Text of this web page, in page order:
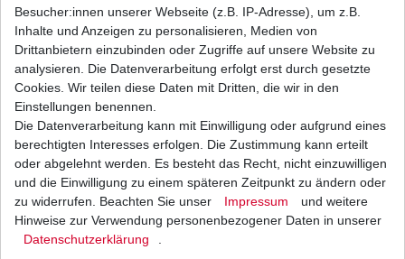
Filter
Versand
Besucher:innen unserer Webseite (z.B. IP-Adresse), um z.B.
Inhalte und Anzeigen zu personalisieren, Medien von
Drittanbietern einzubinden oder Zugriffe auf unsere Website zu
analysieren. Die Datenverarbeitung erfolgt erst durch gesetzte
Cookies. Wir teilen diese Daten mit Dritten, die wir in den
Einstellungen benennen.
Die Datenverarbeitung kann mit Einwilligung oder aufgrund eines
berechtigten Interesses erfolgen. Die Zustimmung kann erteilt
oder abgelehnt werden. Es besteht das Recht, nicht einzuwilligen
und die Einwilligung zu einem späteren Zeitpunkt zu ändern oder
zu widerrufen. Beachten Sie unser
Impressum
und weitere
Hinweise zur Verwendung personenbezogener Daten in unserer
Daten­schutz­erklärung